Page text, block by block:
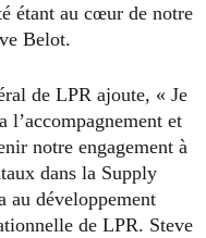
étant au cœur de notre
Belot.
de LPR ajoute, « Je
l’accompagnement et
notre engagement à
dans la Supply
au développement
de LPR. Steve